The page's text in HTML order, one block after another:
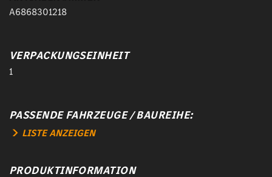
A6868301218
VERPACKUNGSEINHEIT
1
PASSENDE FAHRZEUGE / BAUREIHE:
LISTE ANZEIGEN
PRODUKTINFORMATION